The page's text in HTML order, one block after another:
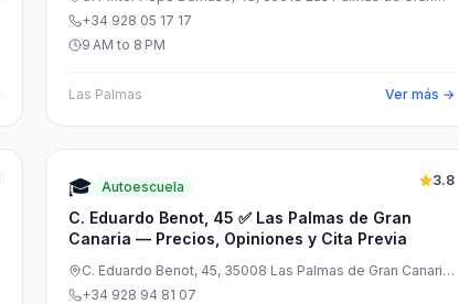
Canaria, Las Palmas, España
+34 928 05 17 17
9 AM to 8 PM
Las Palmas Ver más →
🎓 Autoescuela
C. Eduardo Benot, 45 ✅ Las Palmas de Gran
Canaria — Precios, Opiniones y Cita Previa
3.8
C. Eduardo Benot, 45, 35008 Las Palmas de Gran Canaria,
Las Palmas, España
+34 928 94 81 07